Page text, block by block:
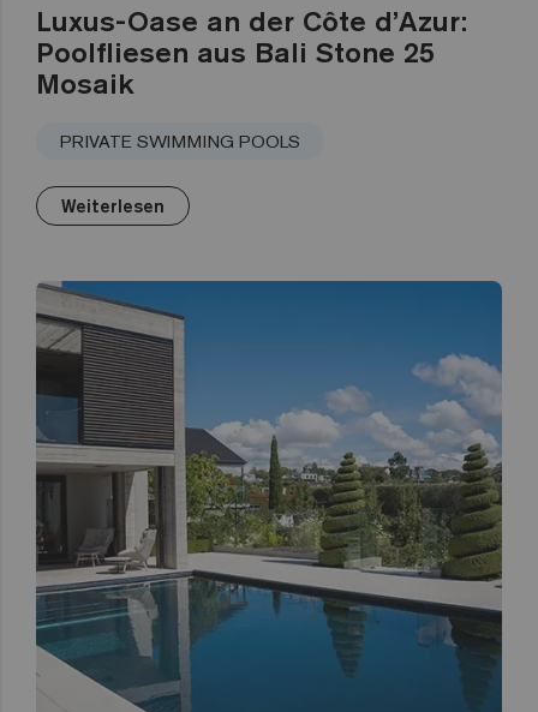
Luxus-Oase an der Côte d’Azur:
Poolfliesen aus Bali Stone 25
Mosaik
PRIVATE SWIMMING POOLS
Weiterlesen